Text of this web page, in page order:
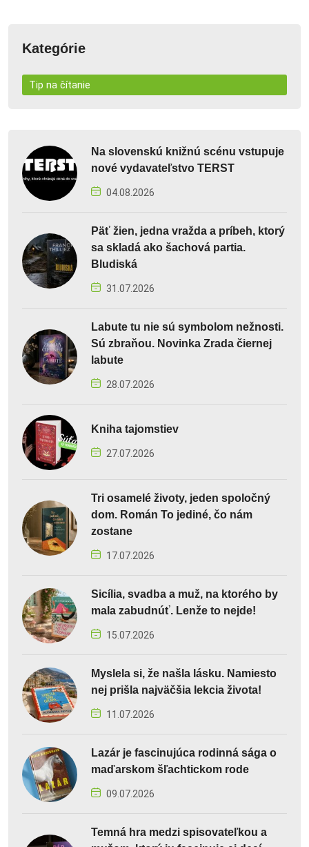
Kategórie
Tip na čítanie
Na slovenskú knižnú scénu vstupuje
nové vydavateľstvo TERST
04.08.2026
Päť žien, jedna vražda a príbeh, ktorý
sa skladá ako šachová partia.
Bludiská
31.07.2026
Labute tu nie sú symbolom nežnosti.
Sú zbraňou. Novinka Zrada čiernej
labute
28.07.2026
Kniha tajomstiev
27.07.2026
Tri osamelé životy, jeden spoločný
dom. Román To jediné, čo nám
zostane
17.07.2026
Sicília, svadba a muž, na ktorého by
mala zabudnúť. Lenže to nejde!
15.07.2026
Myslela si, že našla lásku. Namiesto
nej prišla najväčšia lekcia života!
11.07.2026
Lazár je fascinujúca rodinná sága o
maďarskom šľachtickom rode
09.07.2026
Temná hra medzi spisovateľkou a